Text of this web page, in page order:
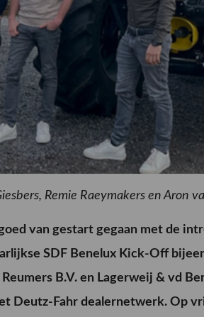
Remie Raeymakers en Aron
van gestart gegaan met de
SDF Benelux Kick-Off
Reumers B.V. en Lagerweij & vd
Deutz-Fahr dealernetwerk. Op